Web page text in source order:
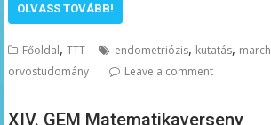
OLVASS TOVÁBB!
Főoldal,TTT endometriózis, kutatás, march
orvostudomány Leave a comment
XIV. GEM Matematikaverseny